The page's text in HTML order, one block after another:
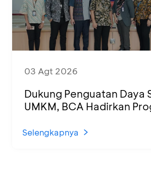
03 Agt 2026
Dukung Penguatan Daya
UMKM, BCA Hadirkan
di KCU Tanjung Priok
Selengkapnya